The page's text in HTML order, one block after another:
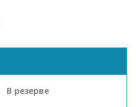
В резерве